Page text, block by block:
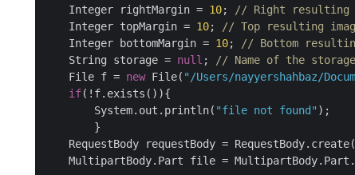
    Integer rightMargin =
10;
// Right resulting
    Integer topMargin =
10;
// Top resulting
    Integer bottomMargin =
10;
// Bottom
    String storage =
null ;
// Name of the
    File f =
new File( "/Users/nayyershahbaz/
if(!f.exists()){
	System.out.println(
"file not found" );
RequestBody requestBody =
MultipartBody.Part file =